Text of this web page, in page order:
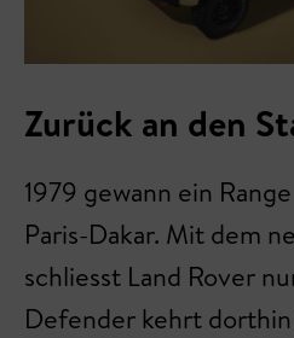
Zurück an den
1979 gewann ein
Paris-Dakar. Mit dem
schliesst Land Rover
Defender kehrt